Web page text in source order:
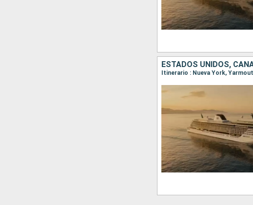
ESTADOS UNIDOS,